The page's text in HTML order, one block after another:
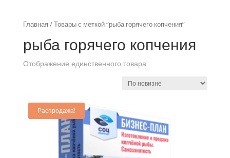
Главная / Товары с меткой “рыба горячего копчения”
рыба горячего копчения
Отображение единственного товара
Распродажа!